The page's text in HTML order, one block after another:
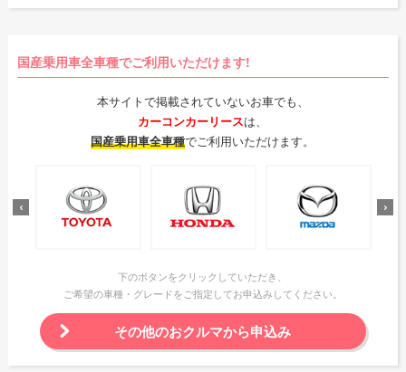
国産乗用車全車種でご利用いただけます!
本サイトで掲載されていないお車でも、
カーコンカーリースは、
国産乗用車全車種でご利用いただけます。
下のボタンをクリックしていただき、
ご希望の車種・グレードをご指定してお申込みしてください。
その他のおクルマから申込み